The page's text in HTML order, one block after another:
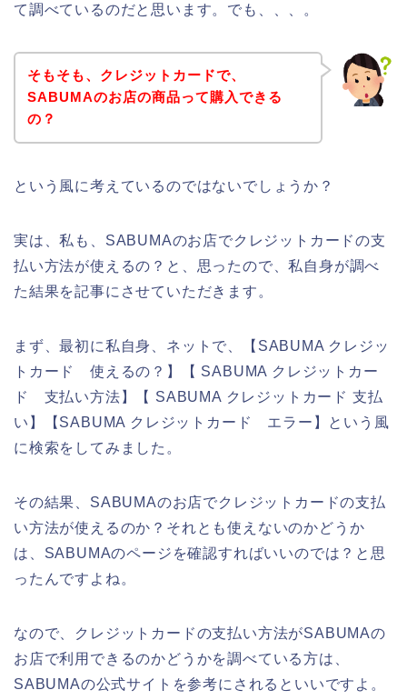
て調べているのだと思います。でも、、、。
そもそも、クレジットカードで、
SABUMAのお店の商品って購入できる
の？
という風に考えているのではないでしょうか？
実は、私も、SABUMAのお店でクレジットカードの支
払い方法が使えるの？と、思ったので、私自身が調べ
た結果を記事にさせていただきます。
まず、最初に私自身、ネットで、【SABUMA クレジッ
トカード 使えるの？】【 SABUMA クレジットカー
ド 支払い方法】【 SABUMA クレジットカード 支払
い】【SABUMA クレジットカード エラー】という風
に検索をしてみました。
その結果、SABUMAのお店でクレジットカードの支払
い方法が使えるのか？それとも使えないのかどうか
は、SABUMAのページを確認すればいいのでは？と思
ったんですよね。
なので、クレジットカードの支払い方法がSABUMAの
お店で利用できるのかどうかを調べている方は、
SABUMAの公式サイトを参考にされるといいですよ。